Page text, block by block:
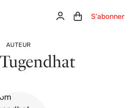
ConnexionPanier (0)
S'abonner
AUTEUR